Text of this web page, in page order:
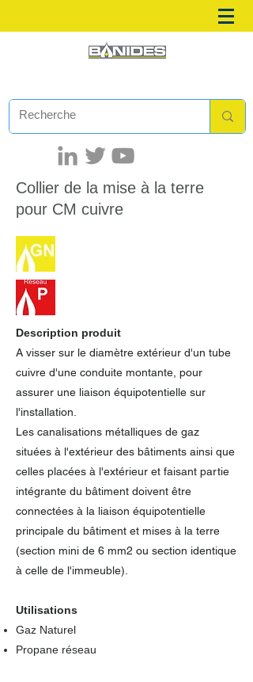
Collier de la mise à la terre
pour CM cuivre
Description produit
A visser sur le diamètre extérieur d'un tube
cuivre d'une conduite montante, pour
assurer une liaison équipotentielle sur
l'installation.
Les canalisations métalliques de gaz
situées à l'extérieur des bâtiments ainsi que
celles placées à l'extérieur et faisant partie
intégrante du bâtiment doivent être
connectées à la liaison équipotentielle
principale du bâtiment et mises à la terre
(section mini de 6 mm2 ou section identique
à celle de l'immeuble).
Utilisations
Gaz Naturel
Propane réseau